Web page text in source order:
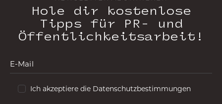
Hole dir kostenlose
Tipps für PR- und
Öffentlichkeitsarbeit!
Ich akzeptiere die Datenschutzbestimmungen